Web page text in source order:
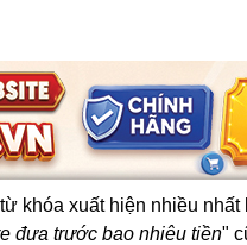
khóa xuất hiện nhiều
đưa trước bao nhiêu tiền"